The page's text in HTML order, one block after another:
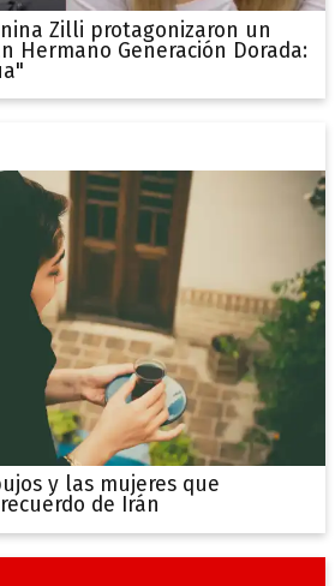
Zilli protagonizaron un
Hermano Generación Dorada:
y las mujeres que
de Irán